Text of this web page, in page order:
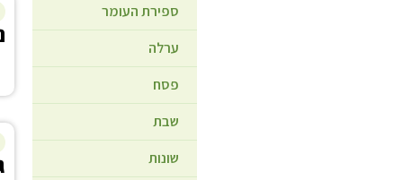
ספירת העומר
ערלה
פסח
שבת
שונות